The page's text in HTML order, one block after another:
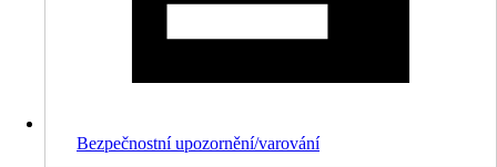
Bezpečnostní upozornění/varování